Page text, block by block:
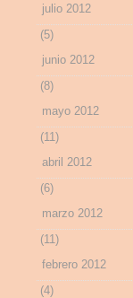
julio 2012
(5)
junio 2012
(8)
mayo 2012
(11)
abril 2012
(6)
marzo 2012
(11)
febrero 2012
(4)